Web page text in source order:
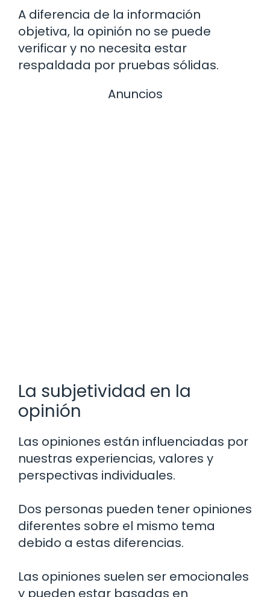
A diferencia de la información
objetiva, la opinión no se puede
verificar y no necesita estar
respaldada por pruebas sólidas.
Anuncios
La subjetividad en la
opinión
Las opiniones están influenciadas por
nuestras experiencias, valores y
perspectivas individuales.
Dos personas pueden tener opiniones
diferentes sobre el mismo tema
debido a estas diferencias.
Las opiniones suelen ser emocionales
y pueden estar basadas en